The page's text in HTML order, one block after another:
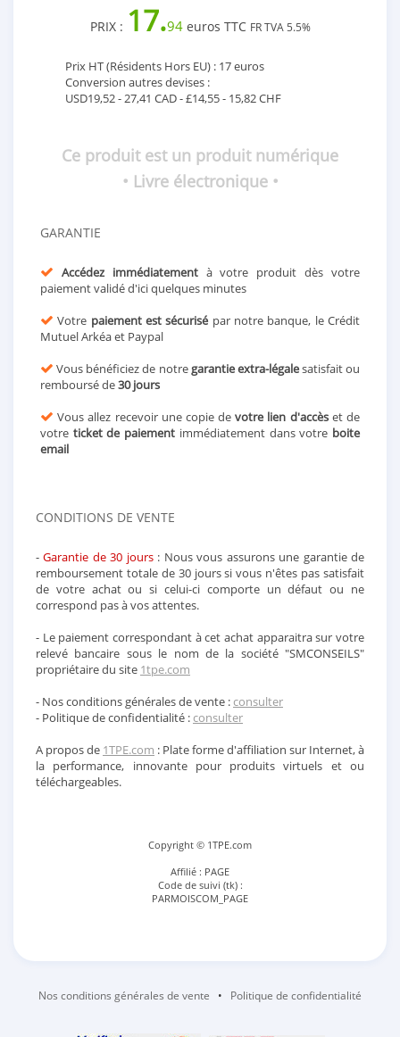
PRIX : 17.94euros TTC FR TVA 5.5%
Prix HT (Résidents Hors EU) : 17 euros
Conversion autres devises :
USD19,52 - 27,41 CAD - £14,55 - 15,82 CHF
Ce produit est un produit numérique
• Livre électronique •
GARANTIE
Accédez immédiatementà votre produit dès votre
paiement validé d'ici quelques minutes
Votre paiement est sécurisé par notre banque, le Crédit
Mutuel Arkéa et Paypal
Vous bénéficiez de notregarantie extra-légalesatisfait ou
remboursé de30 jours
Vous allez recevoir une copie devotre lien d'accèset de
votre ticket de paiement immédiatement dans votre boite
email
CONDITIONS DE VENTE
-Garantie de 30 jours: Nous vous assurons une garantie de
remboursement totale de 30 jours si vous n'êtes pas satisfait
de votre achat ou si celui-ci comporte un défaut ou ne
correspond pas à vos attentes.
- Le paiement correspondant à cet achat apparaitra sur votre
relevé bancaire sous le nom de la société "SMCONSEILS"
propriétaire du site 1tpe.com
- Nos conditions générales de vente :consulter
- Politique de confidentialité :consulter
A propos de 1TPE.com : Plate forme d'affiliation sur Internet, à
la performance, innovante pour produits virtuels et ou
téléchargeables.
Copyright © 1TPE.com
Affilié : PAGE
Code de suivi (tk) :
PARMOISCOM_PAGE
Nos conditions générales de vente • Politique de confidentialité